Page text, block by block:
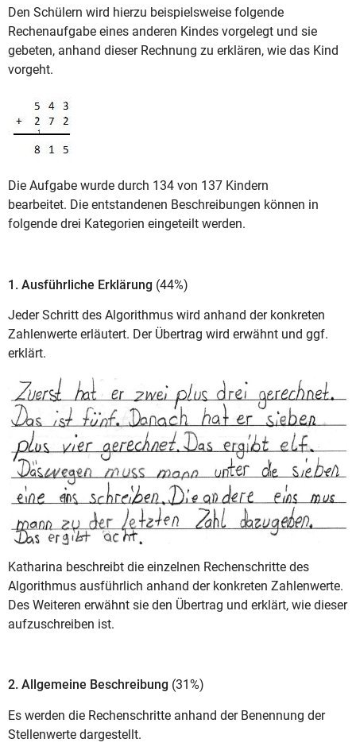
Den Schülern wird hierzu beispielsweise folgende
Rechenaufgabe eines anderen Kindes vorgelegt und sie
gebeten, anhand dieser Rechnung zu erklären, wie das Kind
vorgeht.
Die Aufgabe wurde durch 134 von 137 Kindern
bearbeitet. Die entstandenen Beschreibungen können in
folgende drei Kategorien eingeteilt werden.
1. Ausführliche Erklärung (44%)
Jeder Schritt des Algorithmus wird anhand der konkreten
Zahlenwerte erläutert. Der Übertrag wird erwähnt und ggf.
erklärt.
Katharina beschreibt die einzelnen Rechenschritte des
Algorithmus ausführlich anhand der konkreten Zahlenwerte.
Des Weiteren erwähnt sie den Übertrag und erklärt, wie dieser
aufzuschreiben ist.
2. Allgemeine Beschreibung (31%)
Es werden die Rechenschritte anhand der Benennung der
Stellenwerte dargestellt.